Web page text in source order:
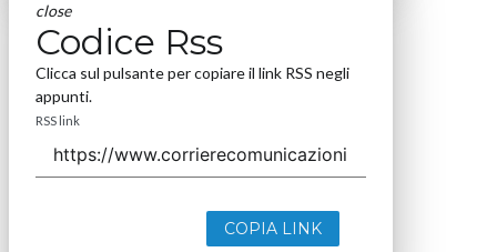
close
Codice Rss
Clicca sul pulsante per copiare il link RSS negli
appunti.
RSS link
COPIA LINK